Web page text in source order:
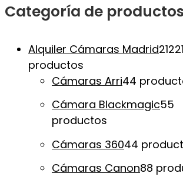
Categoría de productos
Alquiler Cámaras Madrid212
productos
Cámaras Arri44
Cámara Blackmagic55
productos
Cámaras 36044
Cámaras Canon88